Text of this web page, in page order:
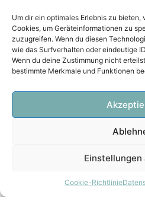
Um dir ein optimales Erlebnis zu
Cookies, um Geräteinformationen zu
zuzugreifen. Wenn du diesen
wie das Surfverhalten oder eindeutige
Wenn du deine Zustimmung nicht
bestimmte Merkmale und Funktionen
Einstellungen
Cookie-Richtlinie